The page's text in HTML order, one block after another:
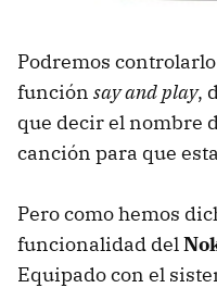
Podremos
función say and play,
que decir el nombre
canción para que
Pero como hemos
funcionalidad del
Equipado con el